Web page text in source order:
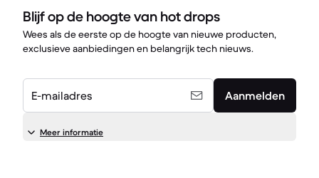
Blijf op de hoogte van hot drops
Wees als de eerste op de hoogte van nieuwe producten,
exclusieve aanbiedingen en belangrijk tech nieuws.
E-mailadres Aanmelden
Meer informatie